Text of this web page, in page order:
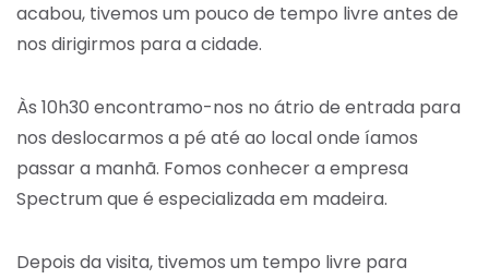
acabou, tivemos um pouco de tempo livre antes de
nos dirigirmos para a cidade.
Às 10h30 encontramo-nos no átrio de entrada para
nos deslocarmos a pé até ao local onde íamos
passar a manhã. Fomos conhecer a empresa
Spectrum que é especializada em madeira.
Depois da visita, tivemos um tempo livre para